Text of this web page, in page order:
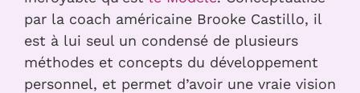
par la coach américaine Brooke Castillo, il
est à lui seul un condensé de plusieurs
méthodes et concepts du développement
personnel, et permet d’avoir une vraie vision